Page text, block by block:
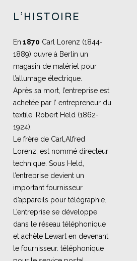
L’HISTOIRE
En 1870 Carl Lorenz (1844-
1889) ouvre à Berlin un
magasin de matériel pour
l’allumage électrique.
Après sa mort, l’entreprise est
achetée par l’ entrepreneur du
textile .Robert Held (1862-
1924).
Le frère de Carl,Alfred
Lorenz, est nommé directeur
technique. Sous Held,
l’entreprise devient un
important fournisseur
d’appareils pour télégraphie.
L’entreprise se développe
dans le réseau téléphonique
et achète Lewart en devenant
le fournisseur. téléphonique